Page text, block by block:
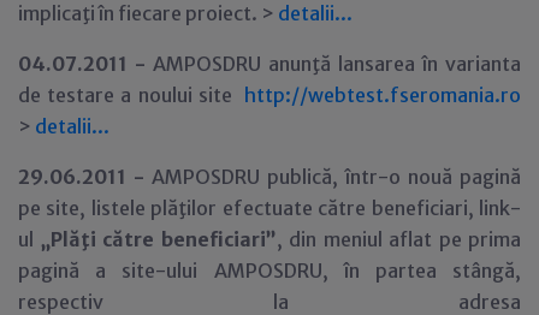
implicaţi în fiecare proiect. > detalii...
04.07.2011 - AMPOSDRU anunţă lansarea în varianta
de testare a noului site
http://webtest.fseromania.ro
> detalii...
29.06.2011 - AMPOSDRU publică, într-o nouă pagină
pe site, listele plăţilor efectuate către beneficiari, link-
ul „Plăţi către beneficiari”, din meniul aflat pe prima
pagină a site-ului AMPOSDRU, în partea stângă,
respectiv la adresa